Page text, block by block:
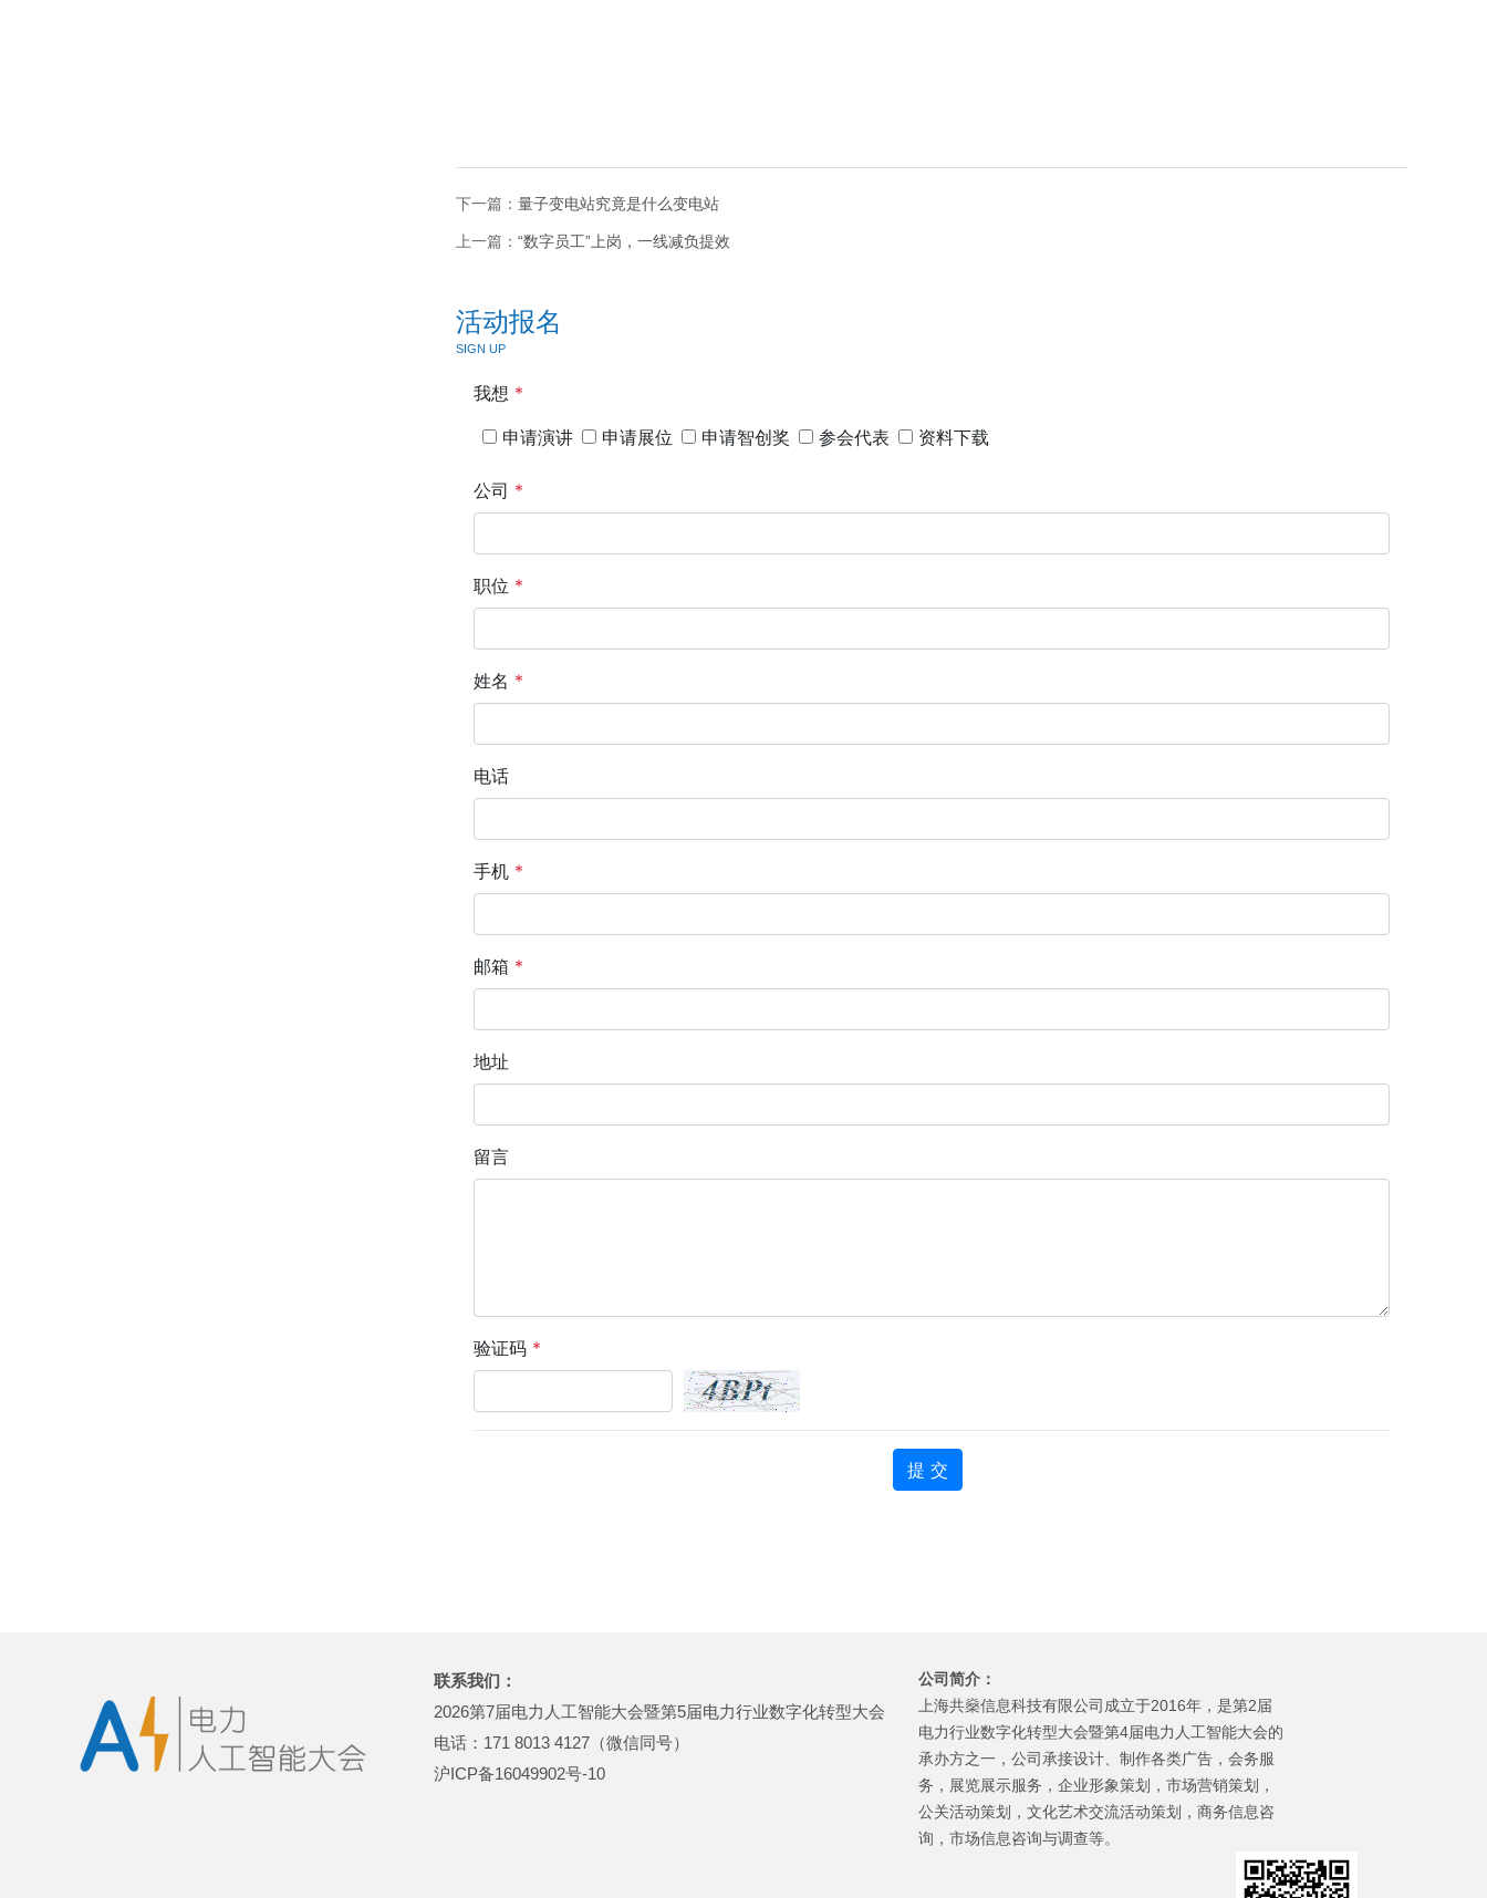
下一篇： 量子变电站究竟是什么变电站
上一篇： “数字员工”上岗，一线减负提效
活动报名
SIGN UP
联系我们：
2026第7届电力人工智能大会暨第5届电力行业数字化转型大会
电话：171 8013 4127（微信同号）
沪ICP备16049902号-10
公司简介：
上海共燊信息科技有限公司成立于2016年，是第2届
电力行业数字化转型大会暨第4届电力人工智能大会的
承办方之一，公司承接设计、制作各类广告，会务服
务，展览展示服务，企业形象策划，市场营销策划，
公关活动策划，文化艺术交流活动策划，商务信息咨
询，市场信息咨询与调查等。